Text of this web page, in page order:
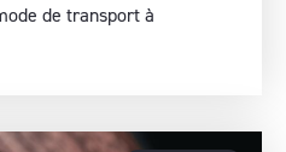
de transport à